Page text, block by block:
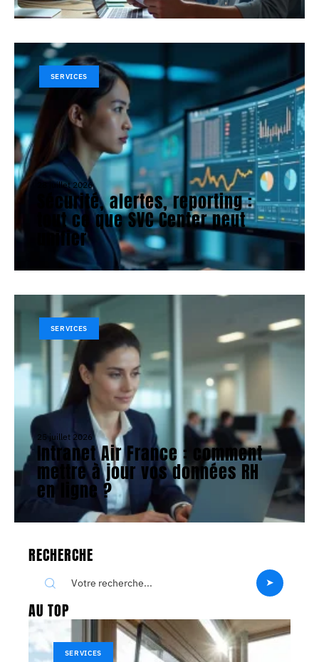
SERVICES
28 juillet 2026
Sécurité, alertes, reporting :
tout ce que SVC Center peut
unifier
SERVICES
25 juillet 2026
Intranet Air France : comment
mettre à jour vos données RH
en ligne ?
RECHERCHE
AU TOP
SERVICES